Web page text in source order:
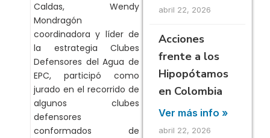
Caldas, Wendy
Mondragón
coordinadora y líder de
la estrategia Clubes
Defensores del Agua de
EPC, participó como
jurado en el recorrido de
algunos clubes
defensores
conformados de
abril 22, 2026
Acciones
frente a los
Hipopótamos
en Colombia
Ver más info »
abril 22, 2026